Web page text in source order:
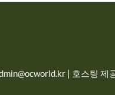
| 호스팅 제